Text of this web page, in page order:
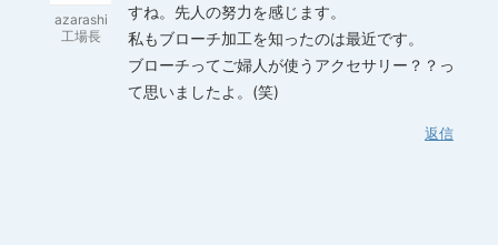
azarashi
工場長
すね。先人の努力を感じます。
私もブローチ加工を知ったのは最近です。
ブローチってご婦人が使うアクセサリー？？っ
て思いましたよ。(笑)
返信